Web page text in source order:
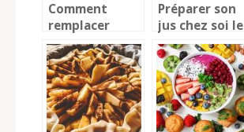
Comment
remplacer
certains
aliments
d’origine
animale?
Préparer son
jus chez soi le
matin